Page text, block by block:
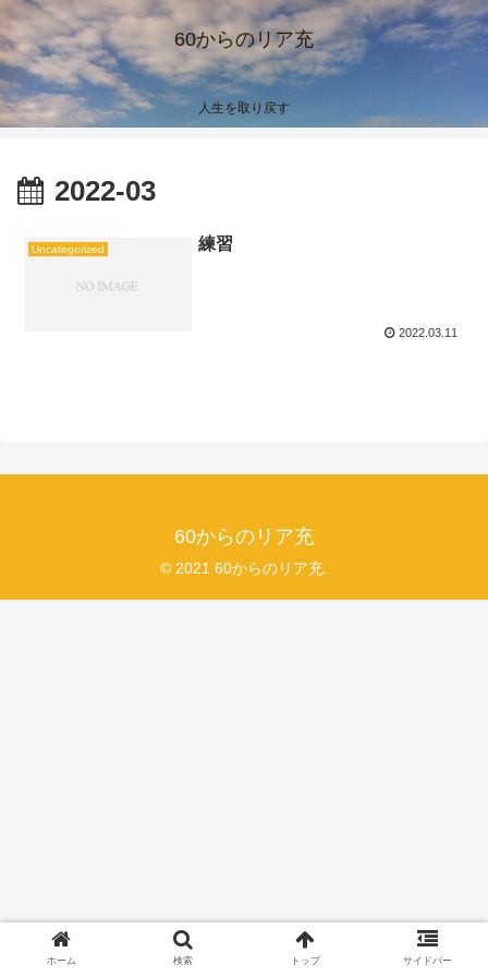
60からのリア充
人生を取り戻す
2022-03
Uncategorized 練習
2022.03.11
60からのリア充
© 2021 60からのリア充.
ホーム 検索 トップ サイドバー